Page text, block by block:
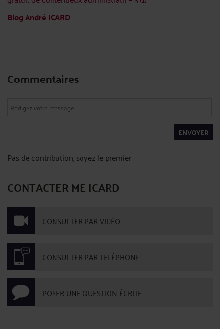
Blog André ICARD
Commentaires
ENVOYER
Pas de contribution, soyez le premier
CONTACTER ME ICARD
CONSULTER PAR VIDÉO
CONSULTER PAR TÉLÉPHONE
POSER UNE QUESTION ÉCRITE